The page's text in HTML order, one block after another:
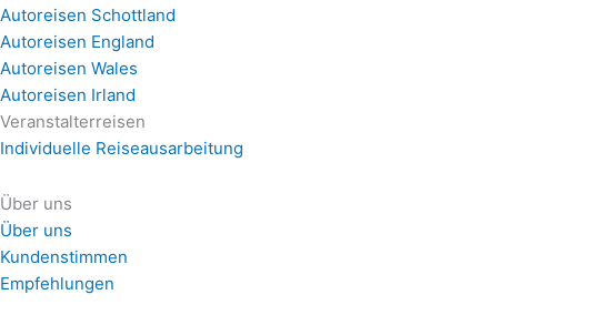
Autoreisen Schottland
Autoreisen England
Autoreisen Wales
Autoreisen Irland
Veranstalterreisen
Individuelle Reiseausarbeitung
Über uns
Über uns
Kundenstimmen
Empfehlungen